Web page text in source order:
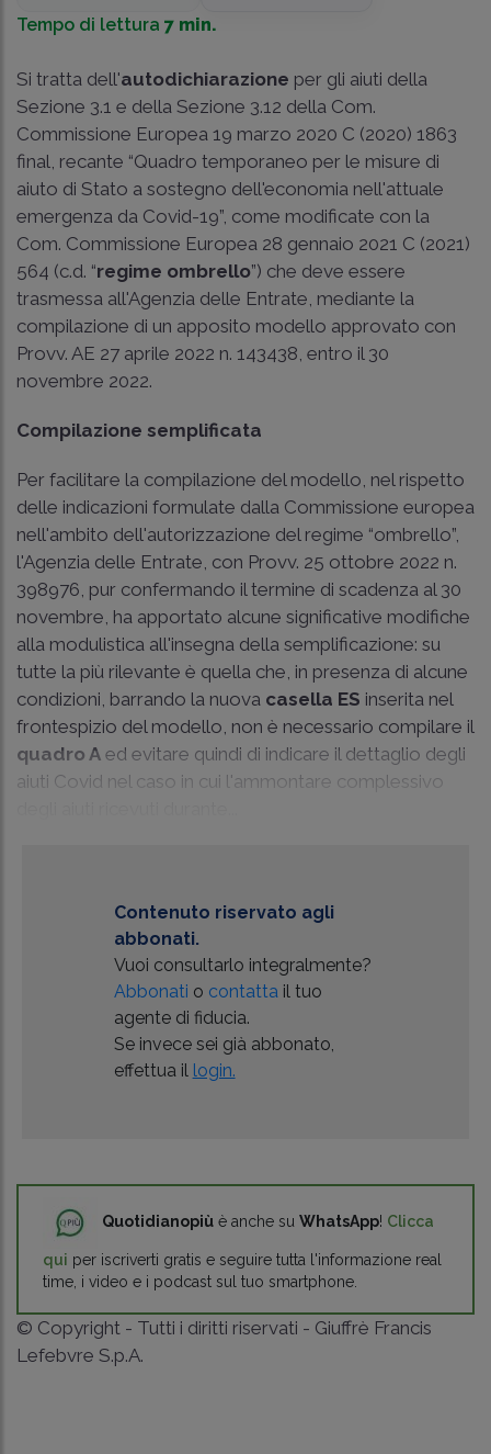
Tempo di lettura 7 min.
Si tratta dell'autodichiarazione per gli aiuti della
Sezione 3.1 e della Sezione 3.12 della Com.
Commissione Europea 19 marzo 2020 C (2020) 1863
final, recante “Quadro temporaneo per le misure di
aiuto di Stato a sostegno dell'economia nell'attuale
emergenza da Covid-19”, come modificate con la
Com. Commissione Europea 28 gennaio 2021 C (2021)
564 (c.d. “regime ombrello”) che deve essere
trasmessa all'Agenzia delle Entrate, mediante la
compilazione di un apposito modello approvato con
Provv. AE 27 aprile 2022 n. 143438, entro il 30
novembre 2022.
Compilazione semplificata
Per facilitare la compilazione del modello, nel rispetto
delle indicazioni formulate dalla Commissione europea
nell'ambito dell'autorizzazione del regime “ombrello”,
l'Agenzia delle Entrate, con Provv. 25 ottobre 2022 n.
398976 , pur confermando il termine di scadenza al 30
novembre, ha apportato alcune significative modifiche
alla modulistica all'insegna della semplificazione: su
tutte la più rilevante è quella che, in presenza di alcune
condizioni, barrando la nuova casella ES inserita nel
frontespizio del modello, non è necessario compilare il
quadro A ed evitare quindi di indicare il dettaglio degli
aiuti Covid nel caso in cui l'ammontare complessivo
Contenuto riservato agli
abbonati.
Vuoi consultarlo integralmente?
Abbonati o contatta il tuo
agente di fiducia.
Se invece sei già abbonato,
effettua il login.
Quotidianopiù è anche su WhatsApp! Clicca
qui per iscriverti gratis e seguire tutta l'informazione real
time, i video e i podcast sul tuo smartphone.
© Copyright - Tutti i diritti riservati - Giuffrè Francis
Lefebvre S.p.A.